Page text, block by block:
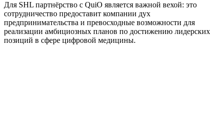
Для SHL партнёрство с QuiO является важной вехой: это
сотрудничество предоставит компании дух
предпринимательства и превосходные возможности для
реализации амбициозных планов по достижению лидерских
позиций в сфере цифровой медицины.